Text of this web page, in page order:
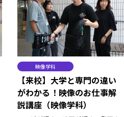
映像学科
【来校】大学と専門の違い
がわかる！映像のお仕事解
説講座（映像学科）